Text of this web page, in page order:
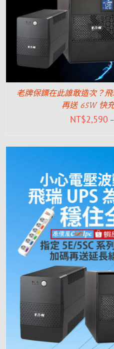
老牌保鏢在此誰敢造次？
再送 65W 快
NT$2,590 –